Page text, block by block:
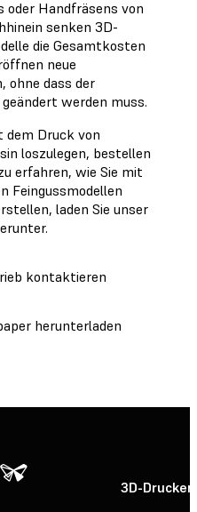
oder Handfräsens von
senken 3D-
die Gesamtkosten
neue
ohne dass der
werden muss.
Druck von
loszulegen, bestellen
erfahren, wie Sie mit
Feingussmodellen
laden Sie unser
kontaktieren
herunterladen
3D-Drucker